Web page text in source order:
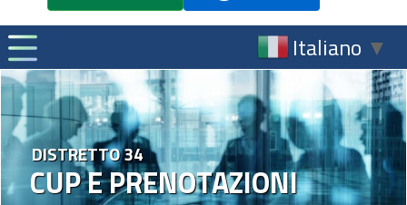
Italiano ▼
CUP E PRENOTAZIONI
DISTRETTO 34